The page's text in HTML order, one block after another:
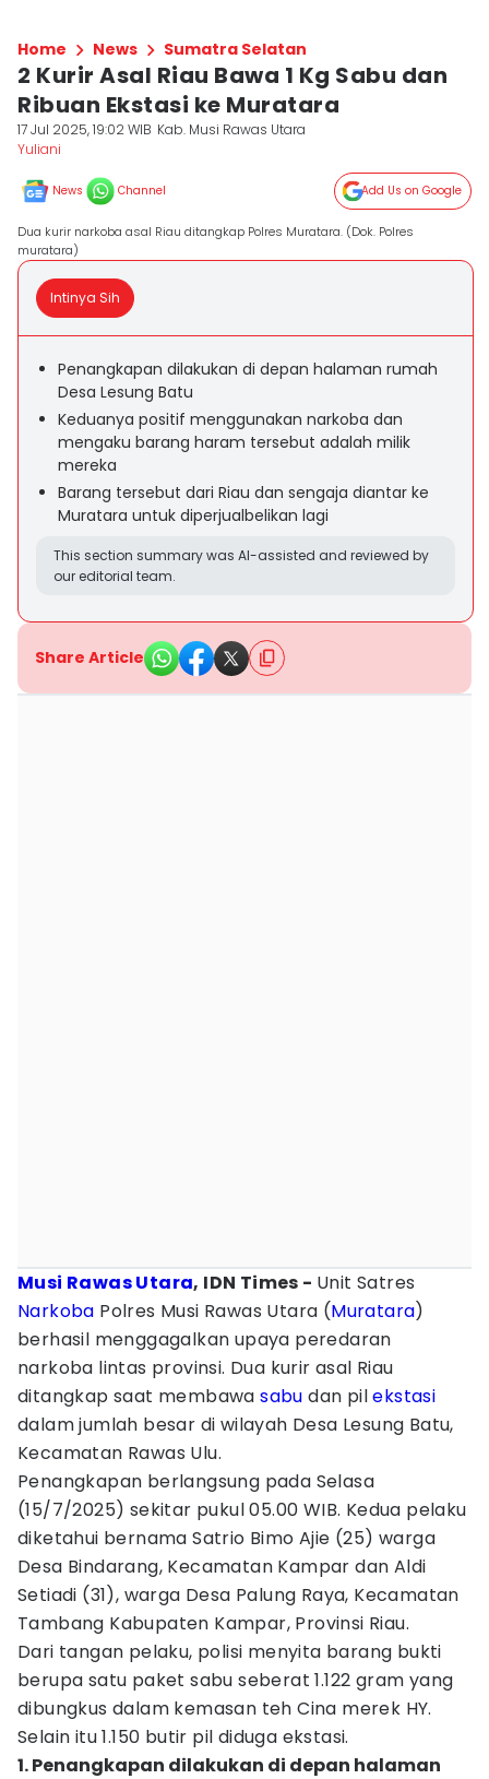
Home News Sumatra Selatan
2 Kurir Asal Riau Bawa 1 Kg Sabu dan
Ribuan Ekstasi ke Muratara
17 Jul 2025, 19:02 WIB Kab. Musi Rawas Utara
Yuliani
News Channel Add Us on Google
Dua kurir narkoba asal Riau ditangkap Polres Muratara. (Dok. Polres
muratara)
Intinya Sih
Penangkapan dilakukan di depan halaman rumah
Desa Lesung Batu
Keduanya positif menggunakan narkoba dan
mengaku barang haram tersebut adalah milik
mereka
Barang tersebut dari Riau dan sengaja diantar ke
Muratara untuk diperjualbelikan lagi
This section summary was AI-assisted and reviewed by
our editorial team.
Share Article
Musi Rawas Utara, IDN Times - Unit Satres
Narkoba Polres Musi Rawas Utara (Muratara)
berhasil menggagalkan upaya peredaran
narkoba lintas provinsi. Dua kurir asal Riau
ditangkap saat membawasabu dan pilekstasi
dalam jumlah besar di wilayah Desa Lesung Batu,
Kecamatan Rawas Ulu.
Penangkapan berlangsung pada Selasa
(15/7/2025) sekitar pukul 05.00 WIB. Kedua pelaku
diketahui bernama Satrio Bimo Ajie (25) warga
Desa Bindarang, Kecamatan Kampar dan Aldi
Setiadi (31), warga Desa Palung Raya, Kecamatan
Tambang Kabupaten Kampar, Provinsi Riau.
Dari tangan pelaku, polisi menyita barang bukti
berupa satu paket sabu seberat 1.122 gram yang
dibungkus dalam kemasan teh Cina merek HY.
Selain itu 1.150 butir pil diduga ekstasi.
1. Penangkapan dilakukan di depan halaman